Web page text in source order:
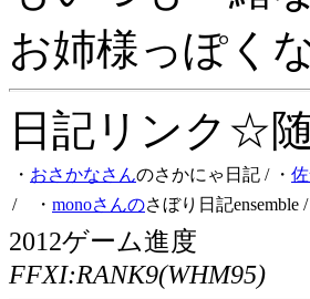
お姉様っぽく
日記リンク☆
・ おさかなさんのさかにゃ日記 / ・
/ ・ monoさんのさぼり日記ensemble
2012ゲーム進度
FFXI:RANK9(WHM95)